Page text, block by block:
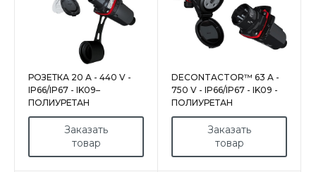
РОЗЕТКА 20 A - 440 V -
IP66/IP67 - IK09–
ПОЛИУРЕТАН
Заказать
товар
DECONTACTOR™ 63 A -
750 V - IP66/IP67 - IK09 -
ПОЛИУРЕТАН
Заказать
товар